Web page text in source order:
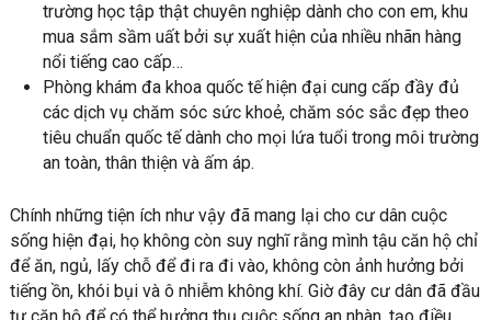
trường học tập thật chuyên nghiệp dành cho con em, khu
mua sắm sầm uất bởi sự xuất hiện của nhiều nhãn hàng
nổi tiếng cao cấp…
Phòng khám đa khoa quốc tế hiện đại cung cấp đầy đủ
các dịch vụ chăm sóc sức khoẻ, chăm sóc sắc đẹp theo
tiêu chuẩn quốc tế dành cho mọi lứa tuổi trong môi trường
an toàn, thân thiện và ấm áp.
Chính những tiện ích như vậy đã mang lại cho cư dân cuộc
sống hiện đại, họ không còn suy nghĩ rằng mình tậu căn hộ chỉ
để ăn, ngủ, lấy chỗ để đi ra đi vào, không còn ảnh hưởng bởi
tiếng ồn, khói bụi và ô nhiễm không khí. Giờ đây cư dân đã đầu